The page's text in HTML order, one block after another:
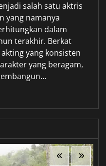
salah satu aktris
yang namanya
dalam
terakhir. Berkat
yang konsisten
yang beragam,